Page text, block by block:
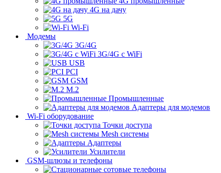
4G на дачу
5G
Wi-Fi
Модемы
3G/4G
3G/4G с WiFi
USB
PCI
GSM
M.2
Промышленные
Адаптеры для модемов
Wi-Fi оборудование
Точки доступа
Mesh системы
Адаптеры
Усилители
GSM-шлюзы и телефоны